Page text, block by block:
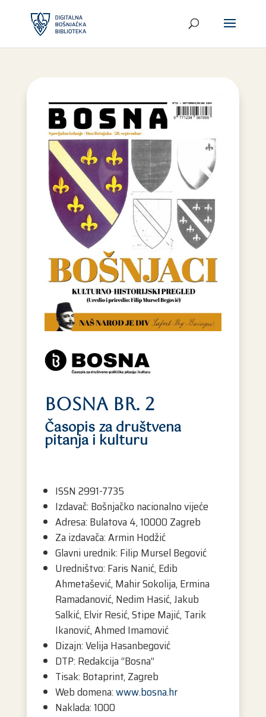
BOSNA br. 2
Časopis za društvena
pitanja i kulturu
ISSN 2991-7735
Izdavač: Bošnjačko nacionalno vijeće
Adresa: Bulatova 4, 10000 Zagreb
Za izdavača: Armin Hodžić
Glavni urednik: Filip Mursel Begović
Uredništvo: Faris Nanić, Edib
Ahmetašević, Mahir Sokolija, Ermina
Ramadanović, Nedim Hasić, Jakub
Salkić, Elvir Resić, Stipe Majić, Tarik
Ikanović, Ahmed Imamović
Dizajn: Velija Hasanbegović
DTP: Redakcija “Bosna”
Tisak: Botaprint, Zagreb
Web domena:www.bosna.hr
Naklada: 1000